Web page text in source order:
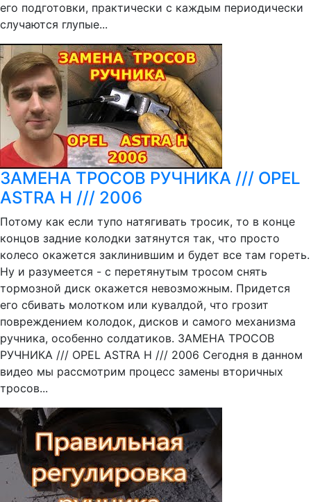
его подготовки, практически с каждым периодически
случаются глупые...
ЗАМЕНА ТРОСОВ РУЧНИКА /// OPEL
ASTRA H /// 2006
Потому как если тупо натягивать тросик, то в конце
концов задние колодки затянутся так, что просто
колесо окажется заклинившим и будет все там гореть.
Ну и разумеется - с перетянутым тросом снять
тормозной диск окажется невозможным. Придется
его сбивать молотком или кувалдой, что грозит
повреждением колодок, дисков и самого механизма
ручника, особенно солдатиков. ЗАМЕНА ТРОСОВ
РУЧНИКА /// OPEL ASTRA H /// 2006 Сегодня в данном
видео мы рассмотрим процесс замены вторичных
тросов...